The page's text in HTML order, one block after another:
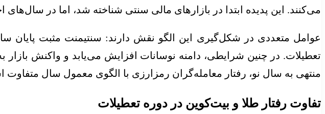
می‌کنند. این پدیده ابتدا در بازار‌های مالی سنتی شناخته شد، اما در سال‌های
عوامل متعددی در شکل‌گیری این الگو نقش دارند: سنتیمنت مثبت پایان
تعطیلات. در چنین شرایطی، دامنه نوسانات افزایش می‌یابد و واکنش
منتهی به سال نو، رفتار معامله‌گران رمزارزی با الگوی معمول سال
تفاوت رفتار طلا و بیت‌کوین در دوره تعطیلات